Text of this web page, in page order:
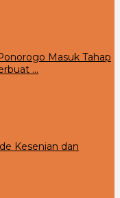
Masuk Tahap
…
Kesenian dan